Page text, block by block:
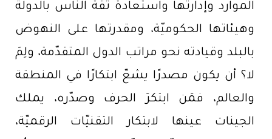
الموارد وإدارتها واستعادة ثقة الناس بالدولة
وهيئاتها الحكوميّة، ومقدرتها على النهوض
بالبلد وقيادته نحو مراتب الدول المتقدّمة، ولِمَ
لا؟ أن يكون مصدرًا يشعّ ابتكارًا في المنطقة
والعالم، فمَن ابتكرَ الحرف وصدّره، يملك
الجينات عينها لابتكار التقنيّات الرقميّة،